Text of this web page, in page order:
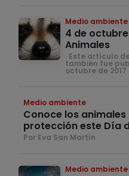
Medio ambiente
4 de
Animales
. Este artículo
también fue
octubre de 2017
Medio ambiente
Conoce los
protección este Día
Por Eva San Martín
Medio ambiente